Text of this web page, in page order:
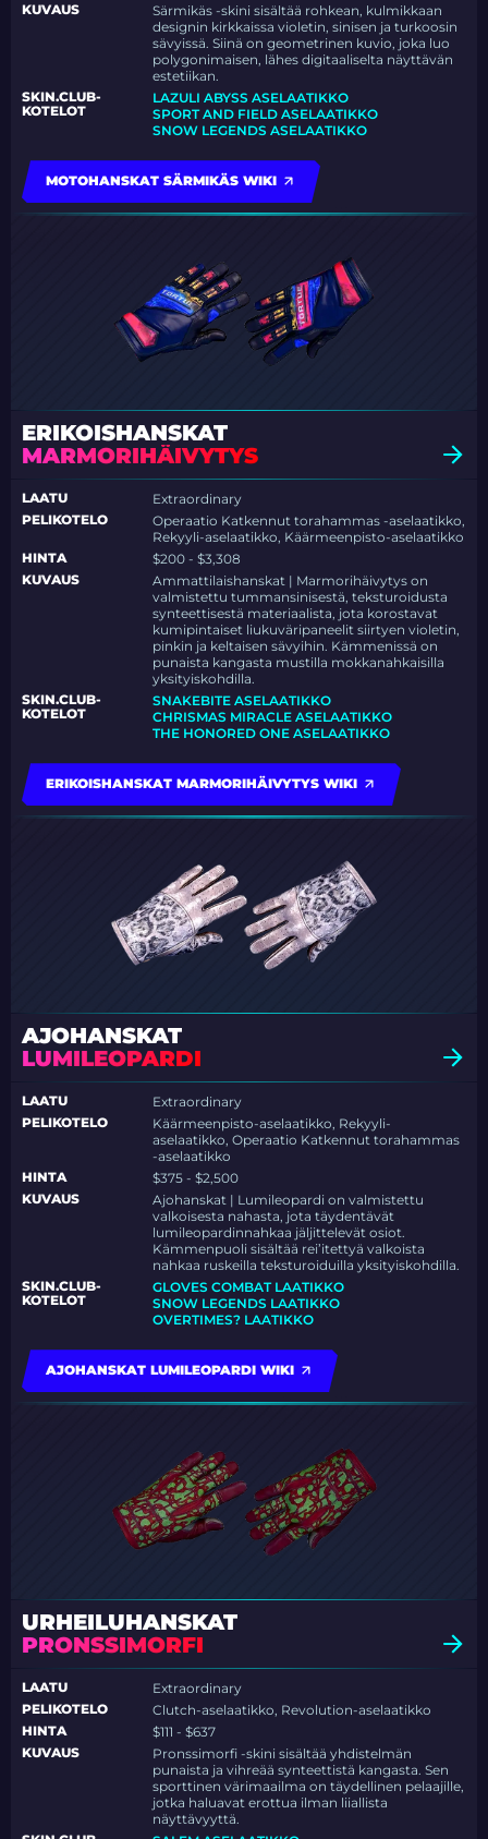
KUVAUS
Särmikäs -skini sisältää rohkean, kulmikkaan
designin kirkkaissa violetin, sinisen ja turkoosin
sävyissä. Siinä on geometrinen kuvio, joka luo
polygonimaisen, lähes digitaaliselta näyttävän
estetiikan.
SKIN.CLUB-
KOTELOT
LAZULI ABYSS ASELAATIKKO
SPORT AND FIELD ASELAATIKKO
SNOW LEGENDS ASELAATIKKO
MOTOHANSKAT SÄRMIKÄS WIKI
ERIKOISHANSKAT
MARMORIHÄIVYTYS
LAATU
Extraordinary
PELIKOTELO
Operaatio Katkennut torahammas -aselaatikko,
Rekyyli-aselaatikko, Käärmeenpisto-aselaatikko
HINTA
$200 - $3,308
KUVAUS
Ammattilaishanskat | Marmorihäivytys on
valmistettu tummansinisestä, teksturoidusta
synteettisestä materiaalista, jota korostavat
kumipintaiset liukuväripaneelit siirtyen violetin,
pinkin ja keltaisen sävyihin. Kämmenissä on
punaista kangasta mustilla mokkanahkaisilla
yksityiskohdilla.
SKIN.CLUB-
KOTELOT
SNAKEBITE ASELAATIKKO
CHRISMAS MIRACLE ASELAATIKKO
THE HONORED ONE ASELAATIKKO
ERIKOISHANSKAT MARMORIHÄIVYTYS WIKI
AJOHANSKAT
LUMILEOPARDI
LAATU
Extraordinary
PELIKOTELO
Käärmeenpisto-aselaatikko, Rekyyli-
aselaatikko, Operaatio Katkennut torahammas
-aselaatikko
HINTA
$375 - $2,500
KUVAUS
Ajohanskat | Lumileopardi on valmistettu
valkoisesta nahasta, jota täydentävät
lumileopardinnahkaa jäljittelevät osiot.
Kämmenpuoli sisältää rei’itettyä valkoista
nahkaa ruskeilla teksturoiduilla yksityiskohdilla.
SKIN.CLUB-
KOTELOT
GLOVES COMBAT LAATIKKO
SNOW LEGENDS LAATIKKO
OVERTIMES? LAATIKKO
AJOHANSKAT LUMILEOPARDI WIKI
URHEILUHANSKAT
PRONSSIMORFI
LAATU
Extraordinary
PELIKOTELO
Clutch-aselaatikko, Revolution-aselaatikko
HINTA
$111 - $637
KUVAUS
Pronssimorfi -skini sisältää yhdistelmän
punaista ja vihreää synteettistä kangasta. Sen
sporttinen värimaailma on täydellinen pelaajille,
jotka haluavat erottua ilman liiallista
näyttävyyttä.